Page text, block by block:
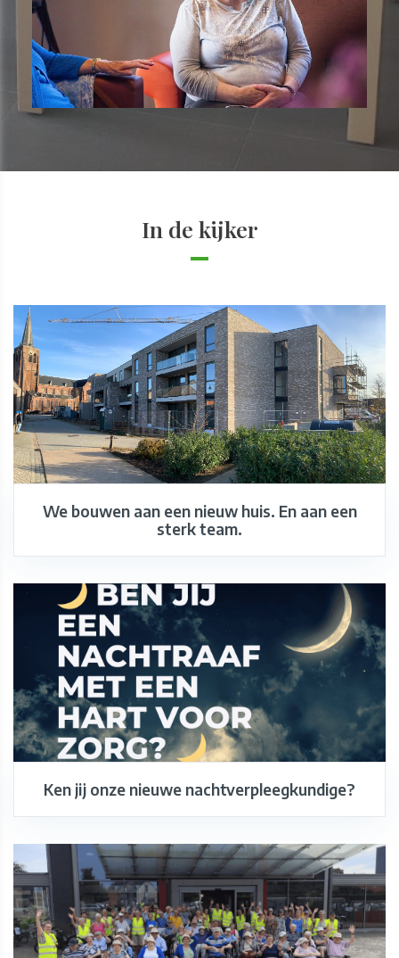
In de kijker
We bouwen aan een nieuw huis. En aan een
sterk team.
Ken jij onze nieuwe nachtverpleegkundige?